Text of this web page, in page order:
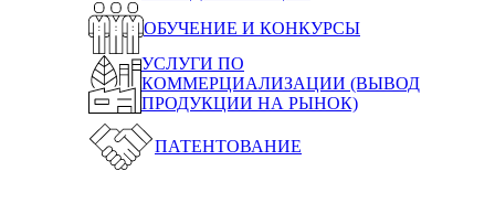
ОБУЧЕНИЕ И КОНКУРСЫ
УСЛУГИ ПО
КОММЕРЦИАЛИЗАЦИИ (ВЫВОД
ПРОДУКЦИИ НА РЫНОК)
ПАТЕНТОВАНИЕ